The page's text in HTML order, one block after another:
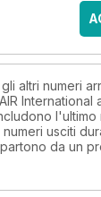
altri numeri
International
l'ultimo
usciti
da un